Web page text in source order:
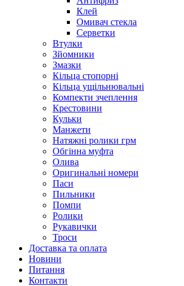
Клей
Омивач стекла
Серветки
Втулки
Зйомники
Змазки
Кільца стопорні
Кільца ущільнювальні
Компекти зчеплення
Крестовини
Кульки
Манжети
Натяжні ролики грм
Обгінна муфта
Олива
Оригинальні номери
Паси
Пильники
Помпи
Ролики
Рукавички
Троси
Доставка та оплата
Новини
Питання
Контакти